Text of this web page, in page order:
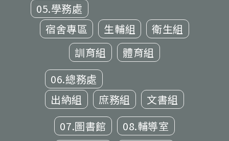
05.學務處
宿舍專區
生輔組
衛生組
訓育組
體育組
06.總務處
出納組
庶務組
文書組
07.圖書館
08.輔導室